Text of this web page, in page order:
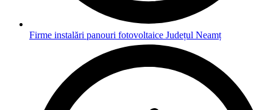
Firme instalări panouri fotovoltaice Județul Neamț